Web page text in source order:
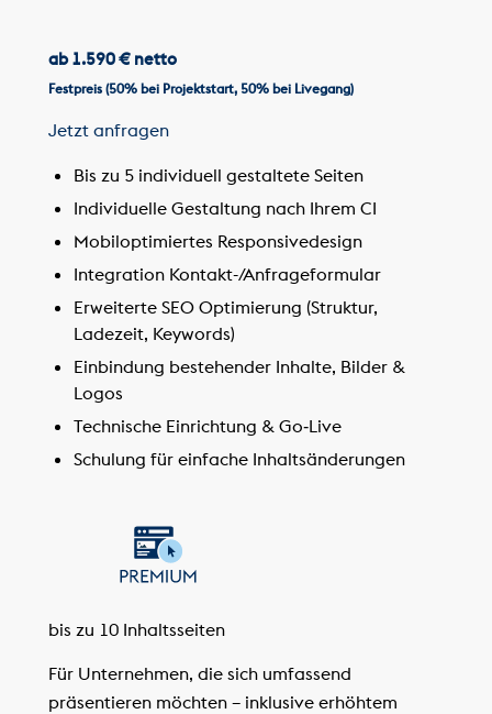
ab 1.590 € netto
Festpreis (50% bei Projektstart, 50% bei Livegang)
Jetzt anfragen
Bis zu 5 individuell gestaltete Seiten
Individuelle Gestaltung nach Ihrem CI
Mobiloptimiertes Responsivedesign
Integration Kontakt-/Anfrageformular
Erweiterte SEO Optimierung (Struktur,
Ladezeit, Keywords)
Einbindung bestehender Inhalte, Bilder &
Logos
Technische Einrichtung & Go‑Live
Schulung für einfache Inhaltsänderungen
bis zu 10 Inhaltsseiten
Für Unternehmen, die sich umfassend
präsentieren möchten – inklusive erhöhtem